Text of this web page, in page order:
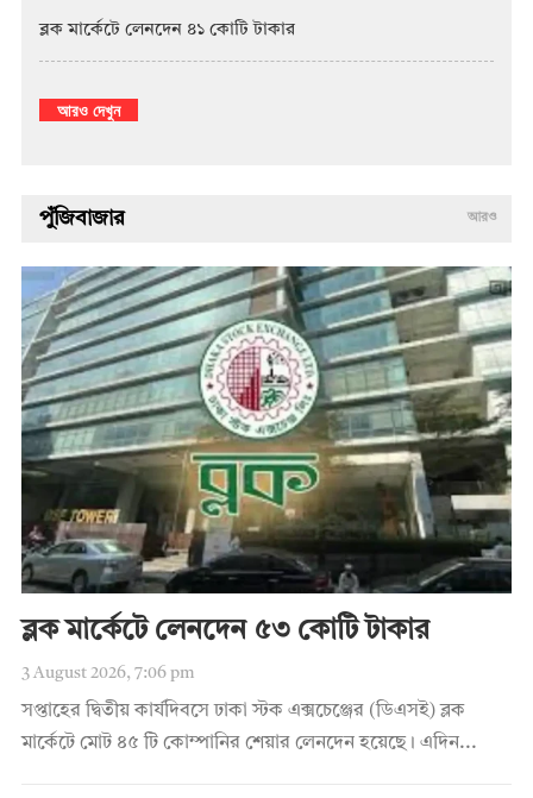
ব্লক মার্কেটে লেনদেন ৪১ কোটি টাকার
আরও দেখুন
পুঁজিবাজার আরও
ব্লক মার্কেটে লেনদেন ৫৩ কোটি টাকার
3 August 2026, 7:06 pm
সপ্তাহের দ্বিতীয় কার্যদিবসে ঢাকা স্টক এক্সচেঞ্জের (ডিএসই) ব্লক
মার্কেটে মোট ৪৫ টি কোম্পানির শেয়ার লেনদেন হয়েছে। এদিন...